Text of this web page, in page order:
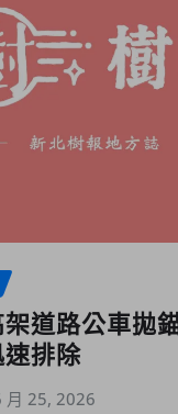
道路公車拋
排除
月 25, 2026